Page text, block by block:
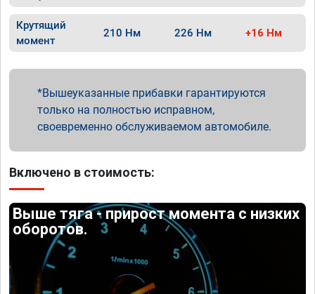
Крутящий
момент
210 Нм 226 Нм +16 Нм
Вышеуказанные прибавки гарантируются
только на полностью исправном,
своевременно обслуживаемом автомобиле.
Включено в стоимость:
Выше тяга - прирост момента с низких
оборотов.